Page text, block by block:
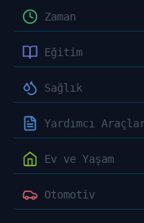
Zaman
Eğitim
Sağlık
Yardımcı
Ev ve Yaşam
Otomotiv